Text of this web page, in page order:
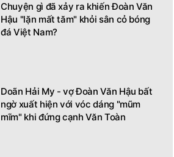
Chuyện gì đã xảy ra khiến Đoàn Văn
Hậu "lặn mất tăm" khỏi sân cỏ bóng
đá Việt Nam?
Doãn Hải My - vợ Đoàn Văn Hậu bất
ngờ xuất hiện với vóc dáng "mũm
mĩm" khi đứng cạnh Văn Toàn